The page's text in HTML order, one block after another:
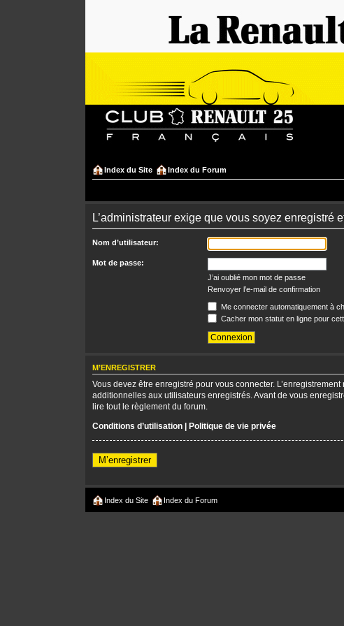
Index du Site Index du Forum
L’administrateur exige que vous soyez enregistré
Nom d’utilisateur:
Mot de passe:
J’ai oublié mon mot de passe
Renvoyer l’e-mail de confirmation
Me connecter automatiquement à
Cacher mon statut en ligne pour
M’ENREGISTRER
Vous devez être enregistré pour vous connecter.
additionnelles aux utilisateurs enregistrés. Avant de vous
lire tout le règlement du forum.
Conditions d’utilisation | Politique de vie privée
M’enregistrer
Index du Site Index du Forum